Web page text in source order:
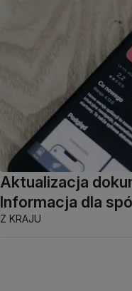
Aktualizacja
Informacja dla
Z KRAJU